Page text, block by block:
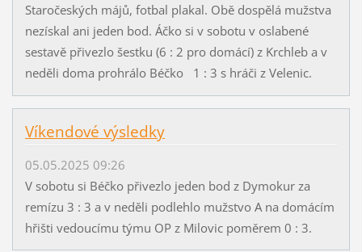
Staročeských májů, fotbal plakal. Obě dospělá mužstva
nezískal ani jeden bod. Áčko si v sobotu v oslabené
sestavě přivezlo šestku (6 : 2 pro domácí) z Krchleb a v
neděli doma prohrálo Béčko 1 : 3 s hráči z Velenic.
Víkendové výsledky
05.05.2025 09:26
V sobotu si Béčko přivezlo jeden bod z Dymokur za
remízu 3 : 3 a v neděli podlehlo mužstvo A na domácím
hřišti vedoucímu týmu OP z Milovic poměrem 0 : 3.